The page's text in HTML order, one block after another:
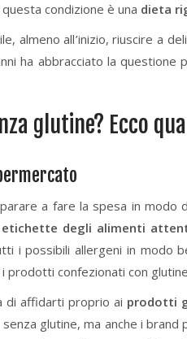
condizione è una dieta
almeno all’inizio, riuscire a
ha abbracciato la
glutine? Ecco
a fare la spesa in modo
degli alimenti
i possibili allergeni in modo
prodotti confezionati con
di affidarti proprio ai prodotti
glutine, ma anche i